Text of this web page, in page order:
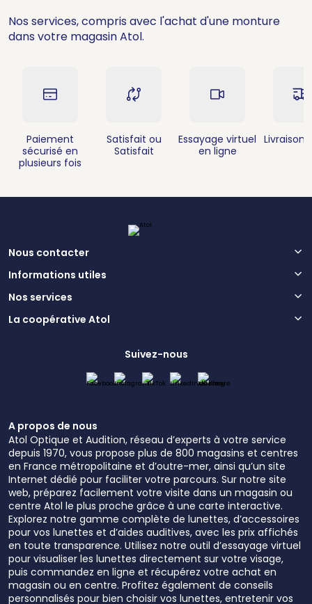
Nos services, compris avec l'achat d'une monture
dans votre magasin Atol.
Paiement
sécurisé en
plusieurs fois
Satisfait ou
Satisfait
Essayage virtuel
en ligne
Livraison
Nous contacter
Informations utiles
Nos services
La coopérative Atol
Suivez-nous
A propos de nous
Atol Optique et Audition, réseau d’experts à votre service
depuis 1970, vous propose plus de 800 magasins et centres
en France métropolitaine et d’outre-mer, ainsi qu’un site
Internet dédié pour faciliter votre parcours. Sur notre site
web, préparez facilement votre visite dans un magasin ou
centre Atol le plus proche grâce à une carte interactive.
Explorez notre gamme complète de lunettes, d’accessoires
pour vos lunettes et d’aides auditives, avec les prix affichés
en toute transparence. Utilisez notre outil d’essayage virtuel
pour visualiser les lunettes directement sur votre visage,
puis commandez en ligne et récupérez votre achat en
magasin ou en centre. Profitez également de conseils
personnalisés pour bien choisir vos lunettes, entretenir vos